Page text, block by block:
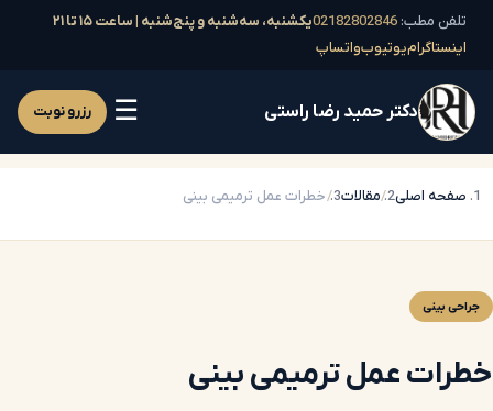
تلفن مطب: 02182802846یکشنبه، سه‌شنبه و پنج‌شنبه | ساعت ۱۵ تا ۲۱
اینستاگرامیوتیوبواتساپ
دکتر حمید رضا راستی ☰ رزرو نوبت
صفحه اصلی مقالات خطرات عمل ترمیمی بینی
جراحی بینی
خطرات عمل ترمیمی بینی